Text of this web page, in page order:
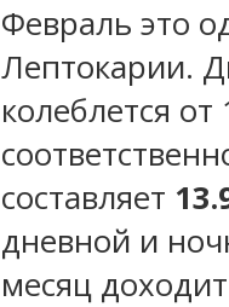
Февраль это
Лептокарии.
колеблется от
составляет
дневной и
месяц